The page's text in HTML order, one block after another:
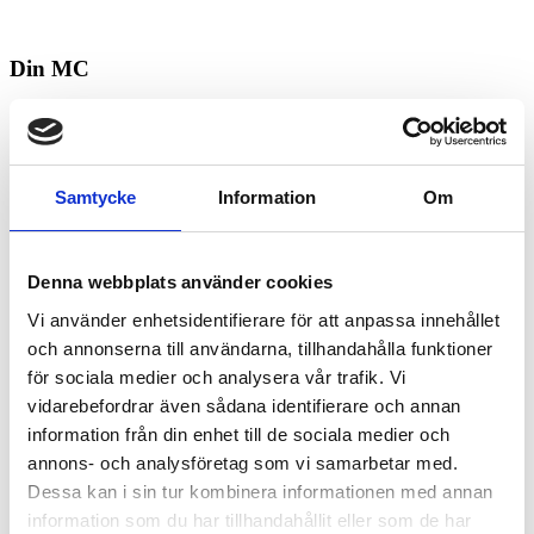
Samtycke Information Om
Denna webbplats använder cookies
Vi använder enhetsidentifierare för att anpassa innehållet
och annonserna till användarna, tillhandahålla funktioner
för sociala medier och analysera vår trafik. Vi
vidarebefordrar även sådana identifierare och annan
information från din enhet till de sociala medier och
annons- och analysföretag som vi samarbetar med.
Dessa kan i sin tur kombinera informationen med annan
information som du har tillhandahållit eller som de har
Din MC
Kontakt
SOLLENTUNA
Köpa och äga terrängfordon
Fordonstyper snöskotrar
Fordonstyper fyrhjulingar
Köra terrängfordon
Att köra i terräng
Att köra snöskoter
Säker körning i terrängen
Lagar och regelverk
Lagar och regler
Körkort och förarbevis